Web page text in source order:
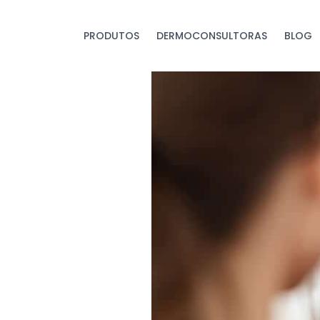
PRODUTOS DERMOCONSULTORAS BLOG